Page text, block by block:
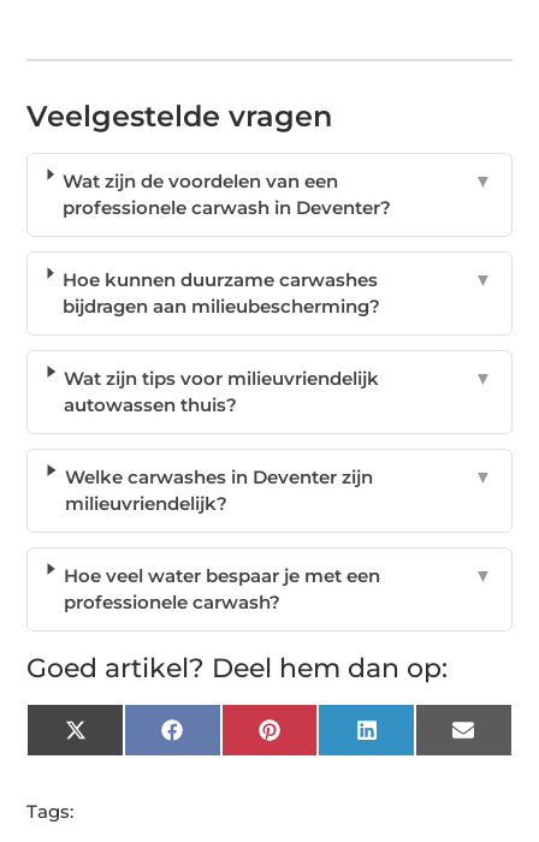
Veelgestelde vragen
Wat zijn de voordelen van een
professionele carwash in Deventer?
▼
Hoe kunnen duurzame carwashes
bijdragen aan milieubescherming?
▼
Wat zijn tips voor milieuvriendelijk
autowassen thuis?
▼
Welke carwashes in Deventer zijn
milieuvriendelijk?
▼
Hoe veel water bespaar je met een
professionele carwash?
▼
Goed artikel? Deel hem dan op:
X
(Twitter)
FacebookPinterest LinkedIn Email
Tags: